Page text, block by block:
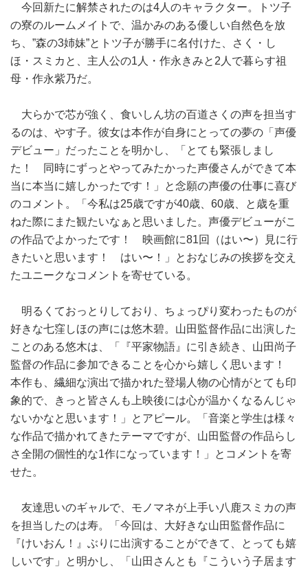
今回新たに解禁されたのは4人のキャラクター。トツ子
の寮のルームメイトで、温かみのある優しい自然色を放
ち、”森の3姉妹”とトツ子が勝手に名付けた、さく・し
ほ・スミカと、主人公の1人・作永きみと2人で暮らす祖
母・作永紫乃だ。
大らかで芯が強く、食いしん坊の百道さくの声を担当す
るのは、やす子。彼女は本作が自身にとっての夢の「声優
デビュー」だったことを明かし、「とても緊張しまし
た！ 同時にずっとやってみたかった声優さんができて本
当に本当に嬉しかったです！」と念願の声優の仕事に喜び
のコメント。「今私は25歳ですが40歳、60歳、と歳を重
ねた際にまた観たいなぁと思いました。声優デビューがこ
の作品でよかったです！ 映画館に81回（はい〜）見に行
きたいと思います！ はい〜！」とおなじみの挨拶を交え
たユニークなコメントを寄せている。
明るくておっとりしており、ちょっぴり変わったものが
好きな七窪しほの声には悠木碧。山田監督作品に出演した
ことのある悠木は、「『平家物語』に引き続き、山田尚子
監督の作品に参加できることを心から嬉しく思います！
本作も、繊細な演出で描かれた登場人物の心情がとても印
象的で、きっと皆さんも上映後には心が温かくなるんじゃ
ないかなと思います！」とアピール。「音楽と学生は様々
な作品で描かれてきたテーマですが、山田監督の作品らし
さ全開の個性的な1作になっています！」とコメントを寄
せた。
友達思いのギャルで、モノマネが上手い八鹿スミカの声
を担当したのは寿。「今回は、大好きな山田監督作品に
『けいおん！』ぶりに出演することができて、とっても嬉
しいです」と明かし、「山田さんとも『こういう子居ます